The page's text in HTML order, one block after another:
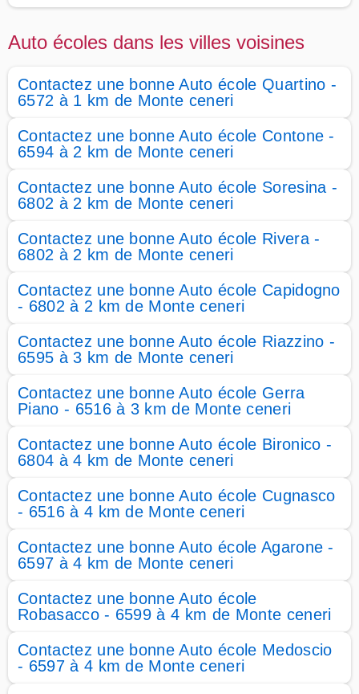
Auto écoles dans les villes voisines
Contactez une bonne Auto école Quartino -
6572 à 1 km de Monte ceneri
Contactez une bonne Auto école Contone -
6594 à 2 km de Monte ceneri
Contactez une bonne Auto école Soresina -
6802 à 2 km de Monte ceneri
Contactez une bonne Auto école Rivera -
6802 à 2 km de Monte ceneri
Contactez une bonne Auto école Capidogno
- 6802 à 2 km de Monte ceneri
Contactez une bonne Auto école Riazzino -
6595 à 3 km de Monte ceneri
Contactez une bonne Auto école Gerra
Piano - 6516 à 3 km de Monte ceneri
Contactez une bonne Auto école Bironico -
6804 à 4 km de Monte ceneri
Contactez une bonne Auto école Cugnasco
- 6516 à 4 km de Monte ceneri
Contactez une bonne Auto école Agarone -
6597 à 4 km de Monte ceneri
Contactez une bonne Auto école
Robasacco - 6599 à 4 km de Monte ceneri
Contactez une bonne Auto école Medoscio
- 6597 à 4 km de Monte ceneri